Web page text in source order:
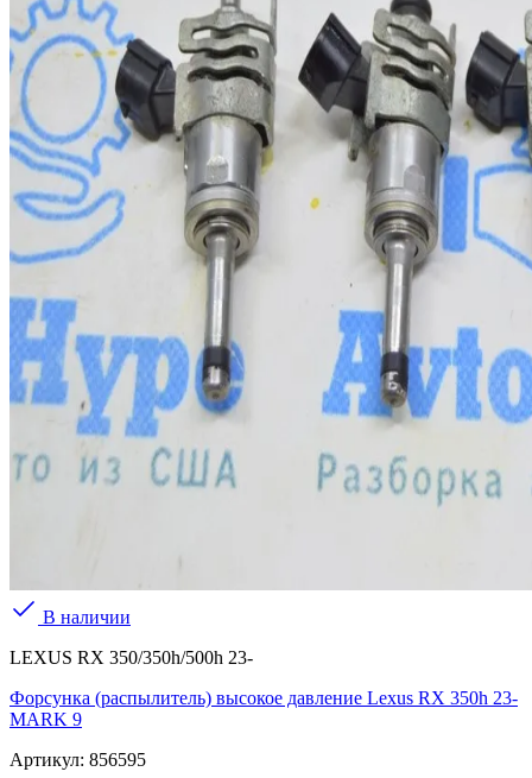
В наличии
LEXUS RX 350/350h/500h 23-
Форсунка (распылитель) высокое давление Lexus RX 350h 23-
MARK 9
Артикул: 856595